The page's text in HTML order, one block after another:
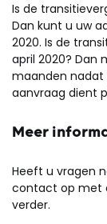
Is de
Dan kunt u uw
2020. Is de
april 2020? Dan
maanden nadat
aanvraag dient
Meer
Heeft u vragen
contact op met
verder.